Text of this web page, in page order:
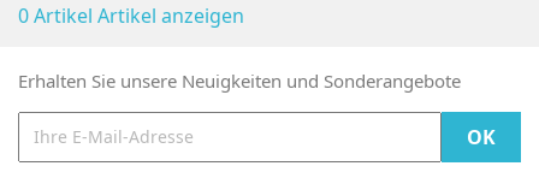
0 Artikel Artikel anzeigen
Erhalten Sie unsere Neuigkeiten und Sonderangebote